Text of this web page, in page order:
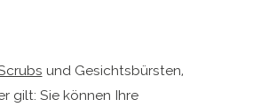
und Gesichtsbürsten,
gilt: Sie können Ihre